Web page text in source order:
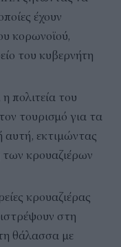
έχουν
κορωνοϊού,
του κυβερνήτη
πολιτεία του
τουρισμό για τα
αυτή, εκτιμώντας
των κρουαζιέρων
κρουαζιέρας
στη
θάλασσα με